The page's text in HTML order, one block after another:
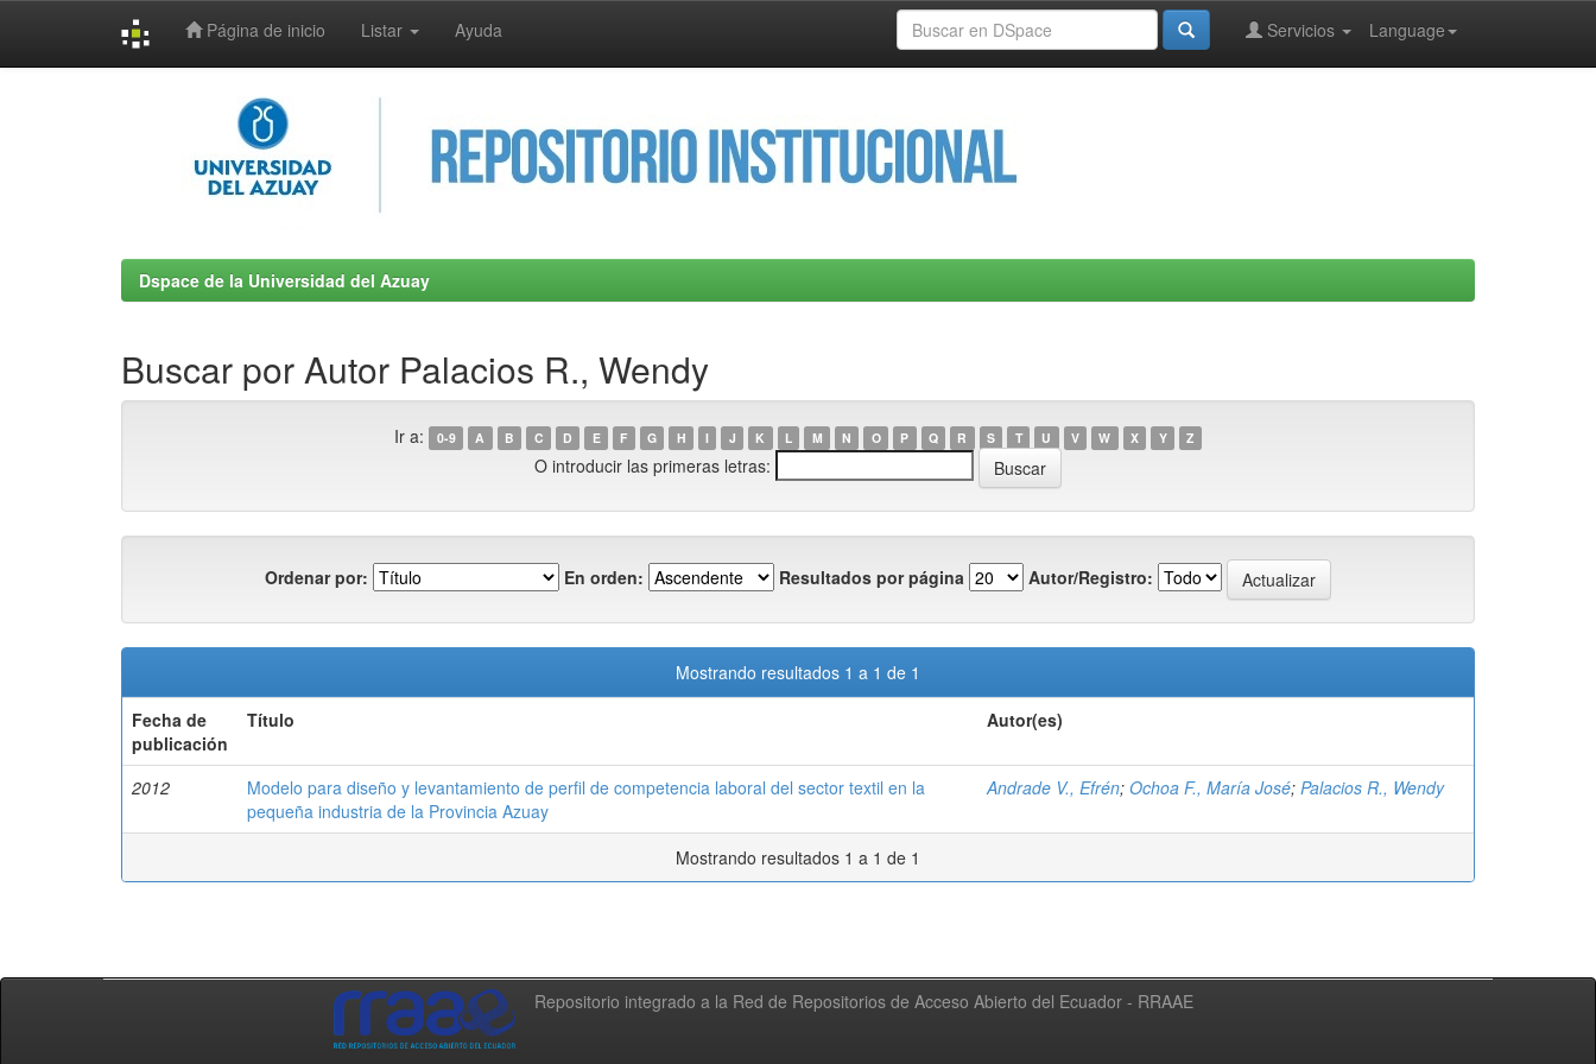
Página de inicio Listar Ayuda Language
Servicios
Dspace de la Universidad del Azuay
Buscar por Autor Palacios R., Wendy
Ir a: 0-9 A B C D E F G H I J K L M N O P Q R S T U V W X Y Z
O introducir las primeras letras:
Ordenar por: En orden: Resultados por página Autor/Registro:
Mostrando resultados 1 a 1 de 1
Fecha de
publicación
Título Autor(es)
2012
Modelo para diseño y levantamiento de perfil de competencia laboral del sector textil en la
pequeña industria de la Provincia Azuay
Andrade V., Efrén; Ochoa F., María José; Palacios R., Wendy
Mostrando resultados 1 a 1 de 1
Repositorio integrado a la Red de Repositorios de Acceso Abierto del Ecuador - RRAAE